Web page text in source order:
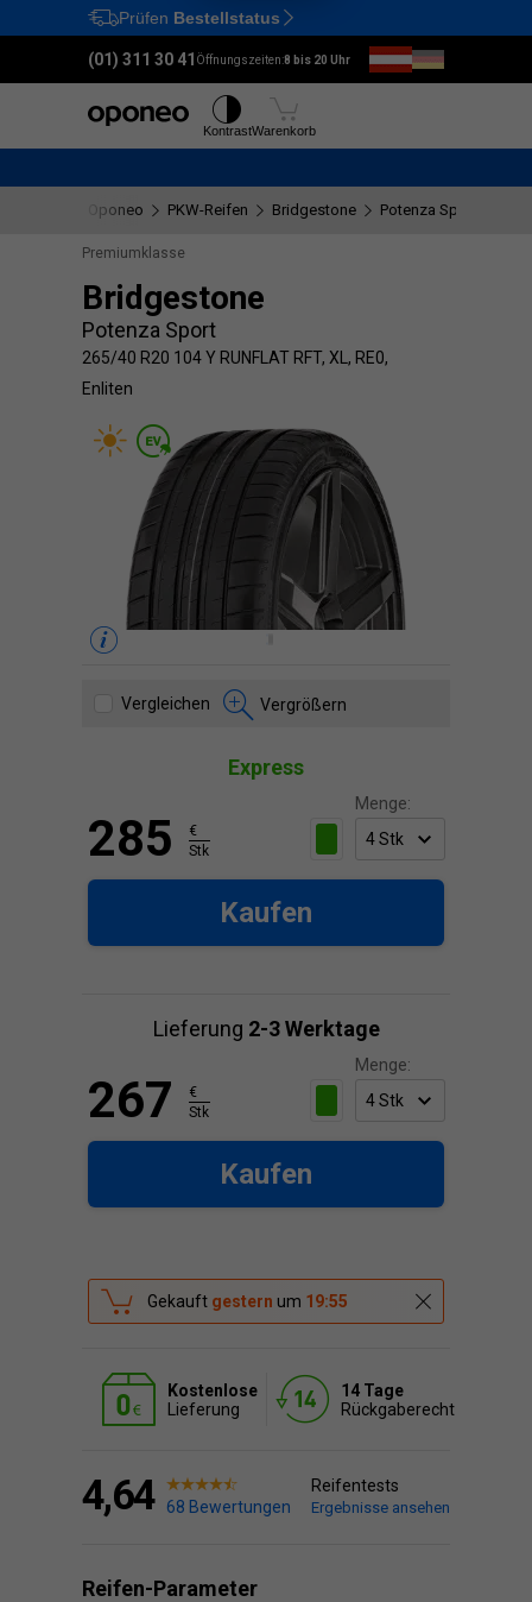
Ctrl M
Prüfen Bestellstatus
(01) 311 30 41 Öffnungszeiten:8 bis 20 Uhr
KontrastWarenkorb
Oponeo PKW-Reifen Bridgestone Potenza Sport
Premiumklasse
Bridgestone
Potenza Sport
265/40 R20 104 Y RUNFLAT RFT, XL, RE0,
Enliten
Vergleichen Vergrößern
Express
Menge:
285
€
Stk
Kaufen
Lieferung 2-3 Werktage
Menge:
267
€
Stk
Kaufen
Gekauft gestern um 19:55
Kostenlose
Lieferung
14 Tage
Rückgaberecht
4,64 68 Bewertungen
Reifentests
Ergebnisse ansehen
Reifen-Parameter